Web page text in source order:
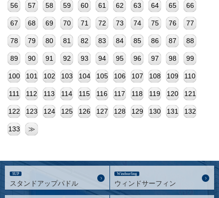
56 57 58 59 60 61 62 63 64 65 66
67 68 69 70 71 72 73 74 75 76 77
78 79 80 81 82 83 84 85 86 87 88
89 90 91 92 93 94 95 96 97 98 99
100 101 102 103 104 105 106 107 108 109 110
111 112 113 114 115 116 117 118 119 120 121
122 123 124 125 126 127 128 129 130 131 132
133 ≫
SUP
スタンドアップパドル
Windsurfing
ウィンドサーフィン